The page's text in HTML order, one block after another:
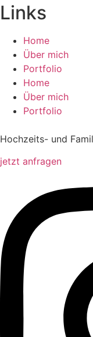
Links
Home
Über mich
Portfolio
Home
Über mich
Portfolio
Hochzeits- und
jetzt anfragen